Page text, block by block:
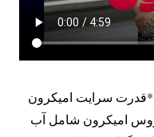
*قدرت سرایت امیکرون
ویروس امیکرون شامل آب